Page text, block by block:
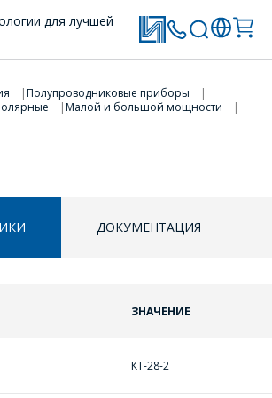
для лучшей
Полупроводниковые приборы
Малой и большой мощности
ДОКУМЕНТАЦИЯ
ЗНАЧЕНИЕ
КТ-28-2